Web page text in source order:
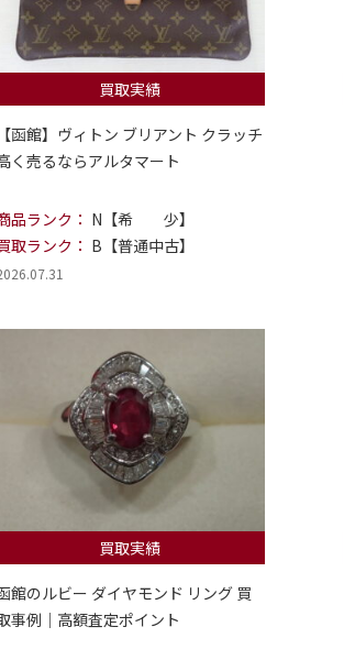
買取実績
【函館】ヴィトン ブリアント クラッチ
く売るならアルタマート
品ランク： N【希 少】
取ランク： B【普通中古】
買取実績
館のルビー ダイヤモンド リング 買
事例｜高額査定ポイント